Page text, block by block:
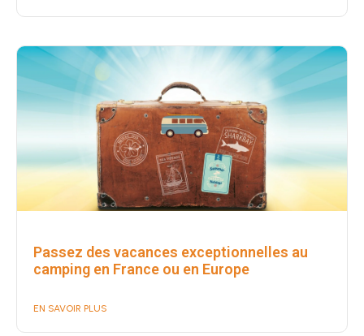
Passez des vacances exceptionnelles au
camping en France ou en Europe
EN SAVOIR PLUS